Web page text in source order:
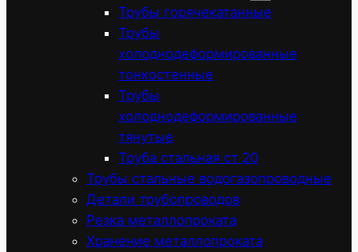
Трубы горячекатанные
Трубы
холоднодеформированные
тонкостенные
Трубы
холоднодеформированные
тянутые
Труба стальная ст 20
Трубы стальные водогазопроводные
Детали трубопроводов
Резка металлопроката
Хранение металлопроката